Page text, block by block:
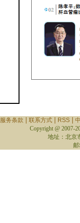
服务条款 联系方式 RSS
Copyright @ 2007-
地址：北京
邮